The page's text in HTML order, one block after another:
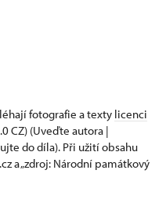
fotografie a texty licenci
CZ) (Uveďte autora |
do díla). Při užití obsahu
a „zdroj: Národní památkový